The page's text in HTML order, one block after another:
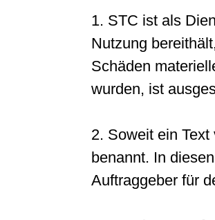
1. STC ist als
Nutzung
Schäden
wurden, ist
2. Soweit ein
benannt. In
Auftraggeber für